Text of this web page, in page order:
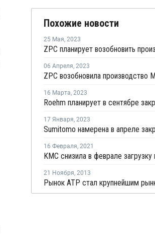
Похожие новости
25 Мая, 2023
06 Апреля, 2023
16 Марта, 2023
17 Января, 2023
16 Февраля, 2021
21 Ноября, 2013